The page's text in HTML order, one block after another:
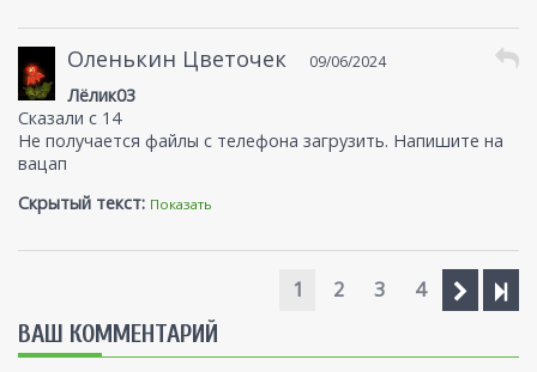
Оленькин Цветочек 09/06/2024
Лёлик03
Сказали с 14
Не получается файлы с телефона загрузить. Напишите на
вацап
Скрытый текст: Показать
1 2 3 4
ВАШ КОММЕНТАРИЙ